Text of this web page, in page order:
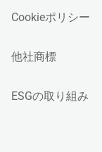
Cookieポリシー
他社商標
ESGの取り組み